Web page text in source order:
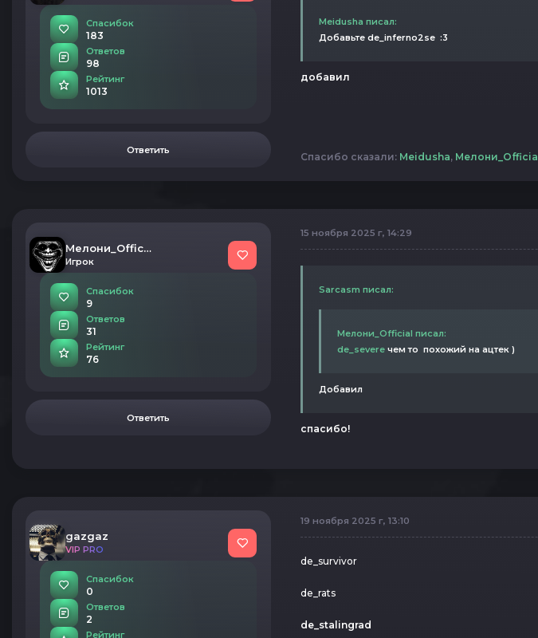
Спасибок
183
Ответов
98
Рейтинг
1013
Ответить
Meidusha писал:
Добавьте de_inferno2se :3
добавил
Спасибо сказали: Meidusha, Мелони_Official
Мелони_Official
Игрок
Спасибок
9
Ответов
31
Рейтинг
76
Ответить
15 ноября 2025 г, 14:29
Sarcasm писал:
Мелони_Official писал:
de_severeчем то похожий на ацтек )
Добавил
спасибо!
gazgaz
VIP PRO
Спасибок
0
Ответов
2
Рейтинг
19 ноября 2025 г, 13:10
de_survivor
de_rats
de_stalingrad